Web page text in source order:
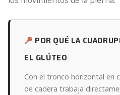
POR QUÉ LA
EL GLÚTEO
Con el tronco horizontal en
de cadera trabaja